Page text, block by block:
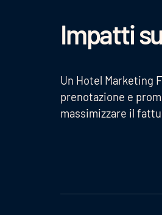
Impatti
Un Hotel Marketing
prenotazione e
massimizzare il